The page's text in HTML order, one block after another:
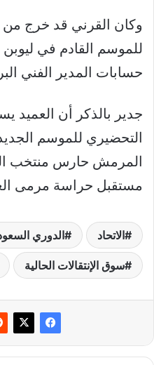
وكان القرني قد خرج من
للموسم القادم في
حسابات المدير الفني
جدير بالذكر أن العميد
المرمش حارس منتخب
مستقبل حراسة مرمى
الاتحاد الدوري
سوق الإنتقالات الحالية